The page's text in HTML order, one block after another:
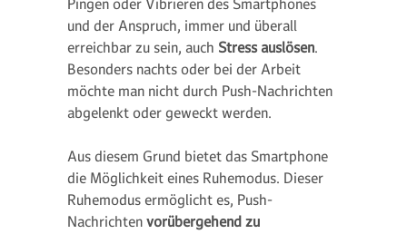
Pingen oder Vibrieren des Smartphones
und der Anspruch, immer und überall
erreichbar zu sein, auch Stress auslösen.
Besonders nachts oder bei der Arbeit
möchte man nicht durch Push-Nachrichten
abgelenkt oder geweckt werden.
Aus diesem Grund bietet das Smartphone
die Möglichkeit eines Ruhemodus. Dieser
Ruhemodus ermöglicht es, Push-
Nachrichten vorübergehend zu